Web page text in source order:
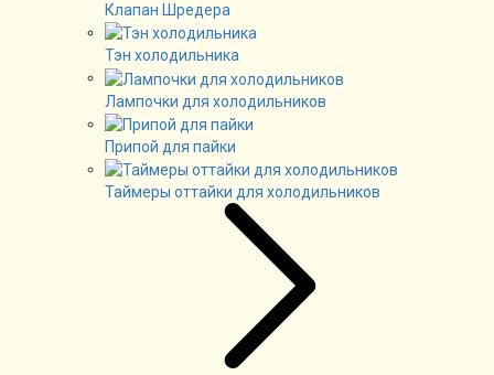
Клапан Шредера
Тэн холодильника
Лампочки для холодильников
Припой для пайки
Таймеры оттайки для холодильников